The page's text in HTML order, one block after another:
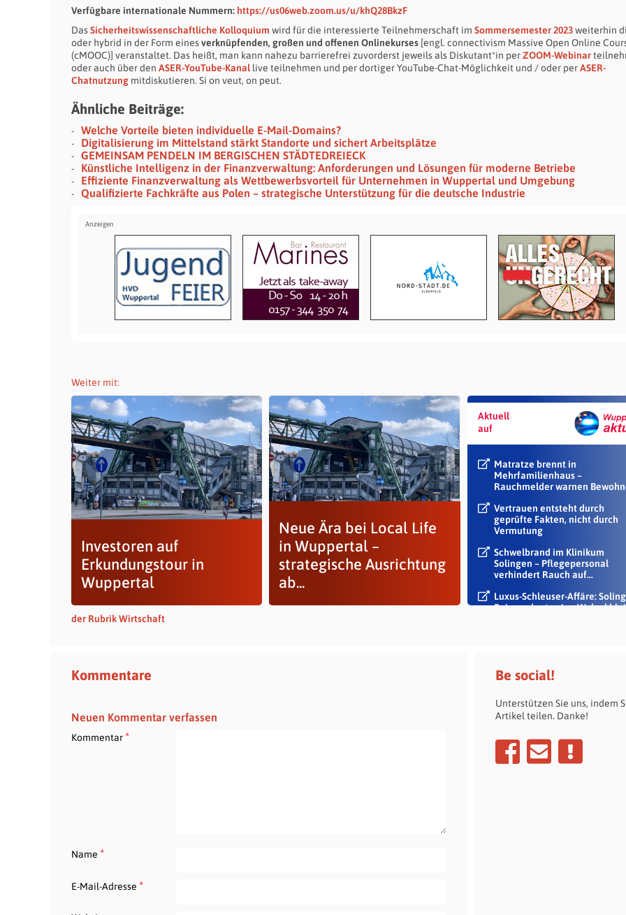
Verfügbare internationale Nummern: https://us06web.zoom.us/u/khQ28BkzF
DasSicherheitswissenschaftliche Kolloquium wird für die interessierte Teilnehmerschaft im Sommersemester 2023weiterhin
oder hybrid in der Form einesverknüpfenden, großen und offenen Onlinekurses [engl. connectivism Massive Open Online
(cMOOC)] veranstaltet. Das heißt, man kann nahezu barrierefrei zuvorderst jeweils als Diskutant*in perZOOM-Webinar
oder auch über den ASER-YouTube-Kanal live teilnehmen und per dortiger YouTube-Chat-Möglichkeit und / oder perASER-
Chatnutzung mitdiskutieren. Si on veut, on peut.
Ähnliche Beiträge:
Welche Vorteile bieten individuelle E-Mail-Domains?
Digitalisierung im Mittelstand stärkt Standorte und sichert Arbeitsplätze
GEMEINSAM PENDELN IM BERGISCHEN STÄDTEDREIECK
Künstliche Intelligenz in der Finanzverwaltung: Anforderungen und Lösungen für moderne Betriebe
Effiziente Finanzverwaltung als Wettbewerbsvorteil für Unternehmen in Wuppertal und Umgebung
Qualifizierte Fachkräfte aus Polen – strategische Unterstützung für die deutsche Industrie
Weiter mit:
Investoren auf
Erkundungstour in
Wuppertal
Neue Ära bei Local Life
in Wuppertal –
strategische Ausrichtung
ab...
Aktuell
auf
Matratze brennt in
Mehrfamilienhaus –
Rauchmelder warnen
Vertrauen entsteht durch
geprüfte Fakten, nicht durch
Vermutung
Schwelbrand im Klinikum
Solingen – Pflegepersonal
verhindert Rauch auf...
Luxus-Schleuser-Affäre:
Beigeordneter Jan Welzel
der Rubrik Wirtschaft
Kommentare
Neuen Kommentar verfassen
Kommentar*
Name *
E-Mail-Adresse *
Be social!
Unterstützen Sie uns, indem
Artikel teilen. Danke!